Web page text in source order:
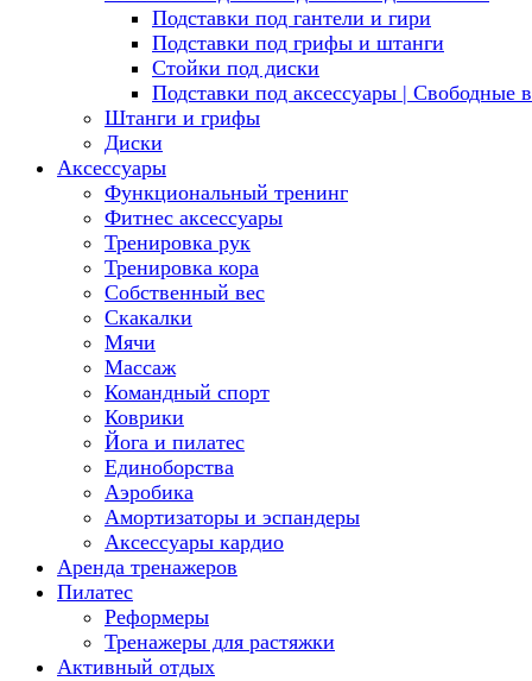
Подставки под гантели и гири
Подставки под грифы и штанги
Стойки под диски
Подставки под аксессуары | Свободные
Штанги и грифы
Диски
Аксессуары
Функциональный тренинг
Фитнес аксессуары
Тренировка рук
Тренировка кора
Собственный вес
Скакалки
Мячи
Массаж
Командный спорт
Коврики
Йога и пилатес
Единоборства
Аэробика
Амортизаторы и эспандеры
Аксессуары кардио
Аренда тренажеров
Пилатес
Реформеры
Тренажеры для растяжки
Активный отдых